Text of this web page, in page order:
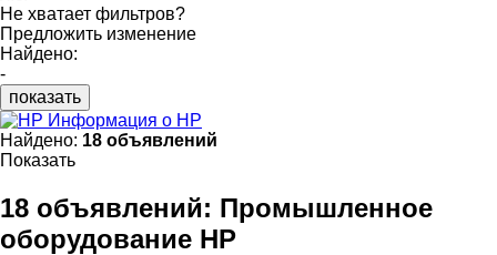
Не хватает фильтров?
Предложить изменение
Найдено:
-
показать
Информация о HP
Найдено: 18 объявлений
Показать
18 объявлений: Промышленное
оборудование HP